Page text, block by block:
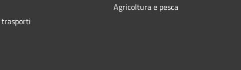
Agricoltura e pesca